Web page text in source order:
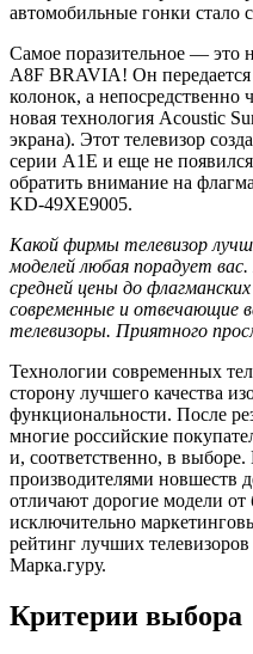
автомобильные гонки стало
Самое поразительное — это
A8F BRAVIA! Он
колонок, а непосредственно
новая технология Acoustic
экрана). Этот телевизор
серии A1E и еще не
обратить внимание на
KD-49XE9005.
Какой фирмы телевизор
моделей любая порадует
средней цены до
современные и отвечающие
телевизоры. Приятного
Технологии современных
сторону лучшего качества
функциональности. После
многие российские
и, соответственно, в
производителями новшеств
отличают дорогие модели
исключительно
рейтинг лучших
Марка.гуру.
Критерии выбора